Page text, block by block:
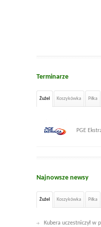
Terminarze
Żużel Koszykówka Piłka
PGE
Najnowsze newsy
Żużel Koszykówka Piłka
Kubera uczestniczył w